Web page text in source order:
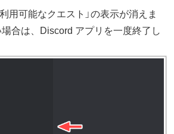
用可能なクエスト」の表示が消えま
場合は、Discord アプリを一度終了し